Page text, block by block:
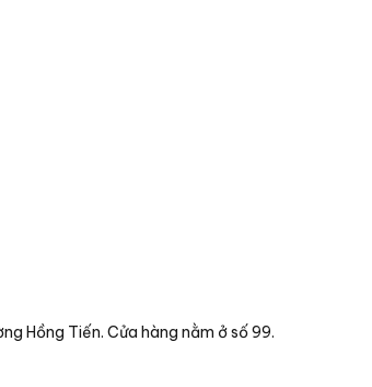
Hồng Tiến. Cửa hàng nằm ở số 99.